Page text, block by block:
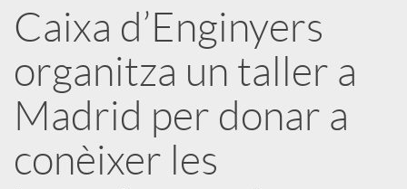
b
l
i
Caixa d’Enginyers
organitza un taller a
Madrid per donar a
conèixer les